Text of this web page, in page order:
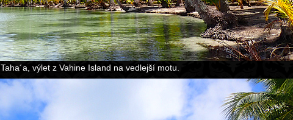
Taha´a, výlet z Vahine Island na vedlejší motu.